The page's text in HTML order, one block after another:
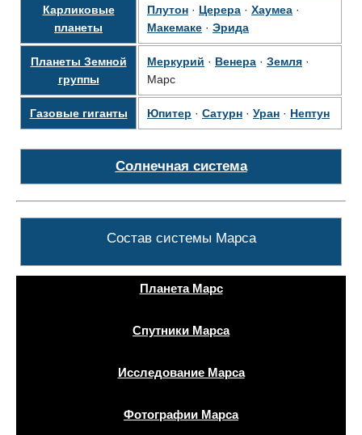
Карликовые
планеты
Плутон · Церера · Хаумеа ·
Макемаке · Эрида
Планеты Земной
группы
Меркурий · Венера · Земля ·
Марс
Газовые гиганты Юпитер · Сатурн · Уран · Нептун
Солнечная система
Состав системы Марса
Планета Марс
Спутники Марса
Исследование Марса
Фотографии Марса